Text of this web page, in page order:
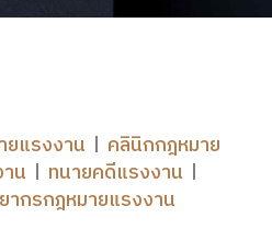
ยแรงงาน
คลินิกกฎหมาย
น
ทนายคดีแรงงาน
ากรกฎหมายแรงงาน